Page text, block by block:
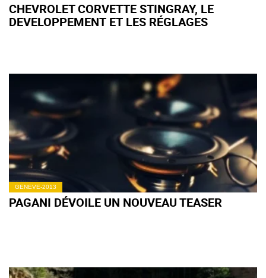
CHEVROLET CORVETTE STINGRAY, LE
DEVELOPPEMENT ET LES RÉGLAGES
GENEVE-2013
PAGANI DÉVOILE UN NOUVEAU TEASER